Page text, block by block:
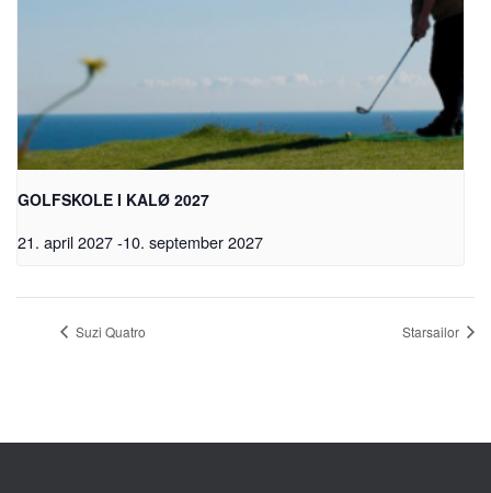
GOLFSKOLE I KALØ 2027
21. april 2027-10. september 2027
Suzi Quatro Starsailor